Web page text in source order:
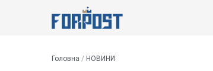
Головна / НОВИНИ